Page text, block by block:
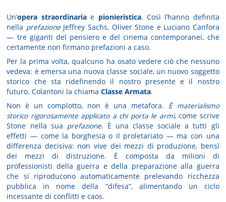
Un’opera straordinariae pionieristica. Così l’hanno definita
nella prefazioneJeffrey Sachs, Oliver Stone e Luciano Canfora
— tre giganti del pensiero e del cinema contemporanei, che
certamente non firmano prefazioni a caso.
Per la prima volta, qualcuno ha osato vedere ciò che nessuno
vedeva: è emersa una nuova classe sociale, un nuovo soggetto
storico che sta ridefinendo il nostro presente e il nostro
futuro. Colantoni la chiamaClasse Armata.
Non è un complotto, non è una metafora. È materialismo
storico rigorosamente applicato a chi porta le armi, come scrive
Stone nella sua prefazione. È una classe sociale a tutti gli
effetti — come la borghesia o il proletariato — ma con una
differenza decisiva: non vive dei mezzi di produzione, bensì
dei mezzi di distruzione. È composta da milioni di
professionisti della guerra e della preparazione alla guerra
che si riproducono automaticamente prelevando ricchezza
pubblica in nome della “difesa”, alimentando un ciclo
incessante di conflitti e caos.